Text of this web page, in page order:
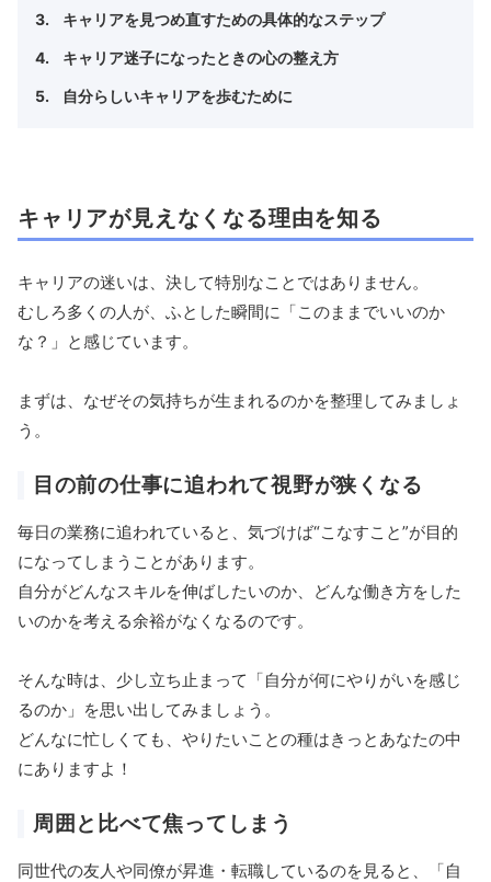
キャリアを見つめ直すための具体的なステップ
キャリア迷子になったときの心の整え方
自分らしいキャリアを歩むために
キャリアが見えなくなる理由を知る
キャリアの迷いは、決して特別なことではありません。
むしろ多くの人が、ふとした瞬間に「このままでいいのか
な？」と感じています。
まずは、なぜその気持ちが生まれるのかを整理してみましょ
う。
目の前の仕事に追われて視野が狭くなる
毎日の業務に追われていると、気づけば“こなすこと”が目的
になってしまうことがあります。
自分がどんなスキルを伸ばしたいのか、どんな働き方をした
いのかを考える余裕がなくなるのです。
そんな時は、少し立ち止まって「自分が何にやりがいを感じ
るのか」を思い出してみましょう。
どんなに忙しくても、やりたいことの種はきっとあなたの中
にありますよ！
周囲と比べて焦ってしまう
同世代の友人や同僚が昇進・転職しているのを見ると、「自